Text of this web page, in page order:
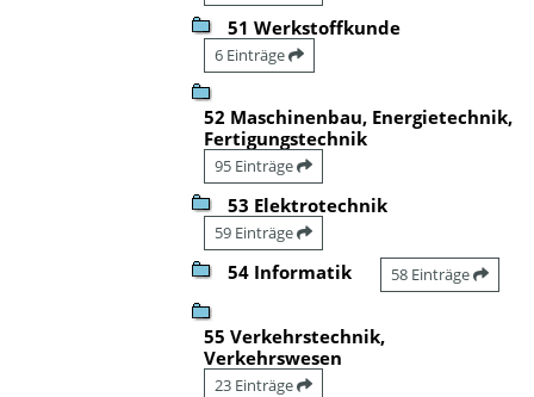
51 Werkstoffkunde
6 Einträge
52 Maschinenbau, Energietechnik,
Fertigungstechnik
95 Einträge
53 Elektrotechnik
59 Einträge
54 Informatik 58 Einträge
55 Verkehrstechnik,
Verkehrswesen
23 Einträge